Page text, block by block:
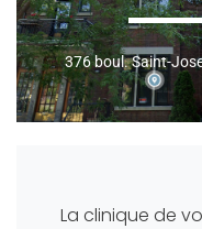
376 boul. Saint-
La clinique de